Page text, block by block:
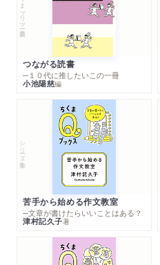
つながる読書
─１０代に推したいこの一冊
小池陽慈編
シリーズ・全集
苦手から始める作文教室
─文章が書けたらいいことはある？
津村記久子著